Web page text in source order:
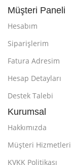
Müşteri Paneli
Hesabım
Siparişlerim
Fatura Adresim
Hesap Detayları
Destek Talebi
Kurumsal
Hakkımızda
Müşteri Hizmetleri
KVKK Politikası